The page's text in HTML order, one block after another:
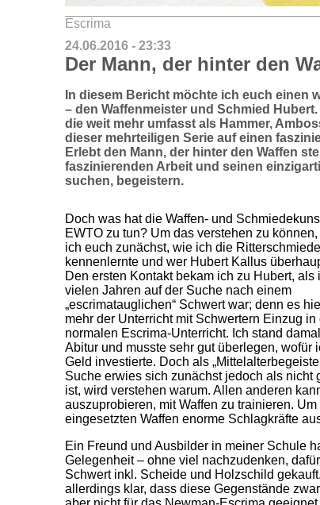
Escrima
24.06.2016 - 23:33
Der Mann, der hinter den
In diesem Bericht möchte ich euch einen
– den Waffenmeister und Schmied
die weit mehr umfasst als Hammer,
dieser mehrteiligen Serie auf einen
Erlebt den Mann, der hinter den Waffen
faszinierenden Arbeit und seinen
suchen, begeistern.
Doch was hat die Waffen- und
EWTO zu tun? Um das verstehen zu
ich euch zunächst, wie ich die Ritterschmiede
kennenlernte und wer Hubert Kallus
Den ersten Kontakt bekam ich zu Hubert, als
vielen Jahren auf der Suche nach einem
„escrimatauglichen“ Schwert war; denn es
mehr der Unterricht mit Schwertern Einzug in
normalen Escrima-Unterricht. Ich stand
Abitur und musste sehr gut überlegen, wofür
Geld investierte. Doch als
Suche erwies sich zunächst jedoch als
ist, wird verstehen warum. Allen anderen
auszuprobieren, mit Waffen zu trainieren.
eingesetzten Waffen enorme Schlagkräfte
Ein Freund und Ausbilder in meiner Schule
Gelegenheit – ohne viel nachzudenken,
Schwert inkl. Scheide und Holzschild
allerdings klar, dass diese Gegenstände